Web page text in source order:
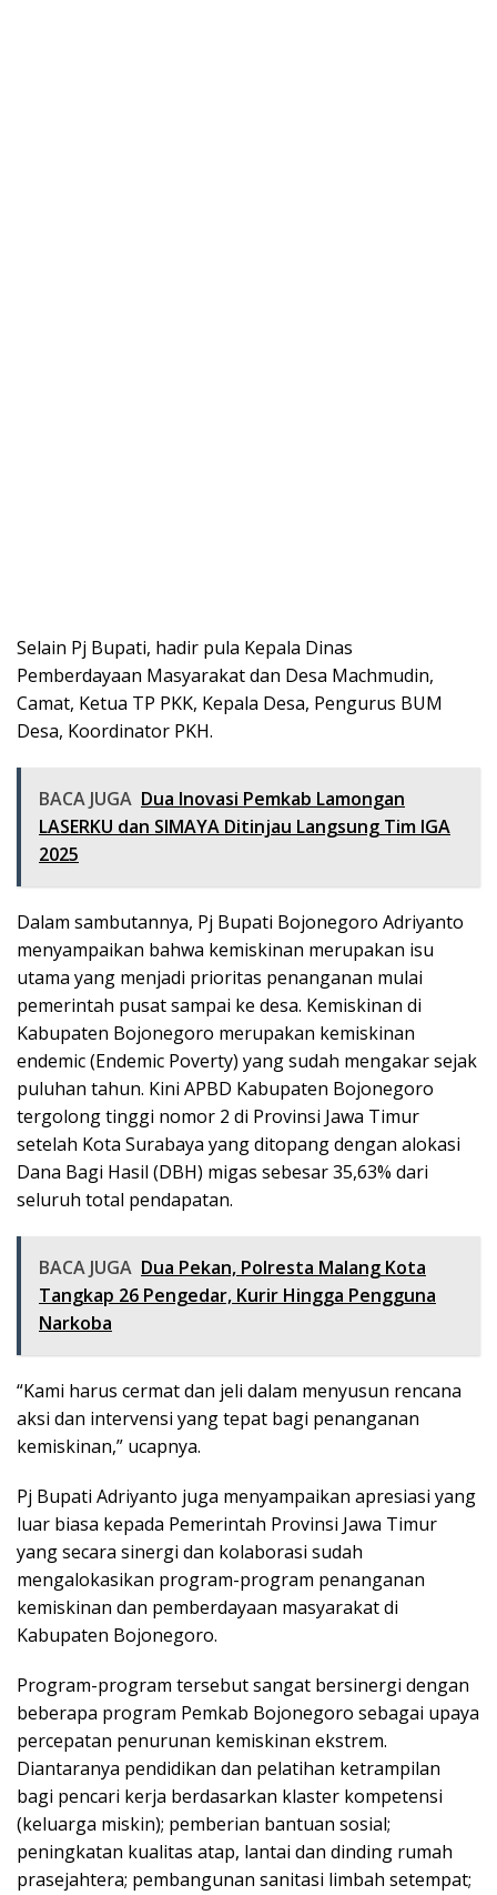
Selain Pj Bupati, hadir pula Kepala Dinas
Pemberdayaan Masyarakat dan Desa Machmudin,
Camat, Ketua TP PKK, Kepala Desa, Pengurus BUM
Desa, Koordinator PKH.
BACA JUGA Dua Inovasi Pemkab Lamongan
LASERKU dan SIMAYA Ditinjau Langsung Tim IGA
2025
Dalam sambutannya, Pj Bupati Bojonegoro Adriyanto
menyampaikan bahwa kemiskinan merupakan isu
utama yang menjadi prioritas penanganan mulai
pemerintah pusat sampai ke desa. Kemiskinan di
Kabupaten Bojonegoro merupakan kemiskinan
endemic (Endemic Poverty) yang sudah mengakar sejak
puluhan tahun. Kini APBD Kabupaten Bojonegoro
tergolong tinggi nomor 2 di Provinsi Jawa Timur
setelah Kota Surabaya yang ditopang dengan alokasi
Dana Bagi Hasil (DBH) migas sebesar 35,63% dari
seluruh total pendapatan.
BACA JUGA Dua Pekan, Polresta Malang Kota
Tangkap 26 Pengedar, Kurir Hingga Pengguna
Narkoba
“Kami harus cermat dan jeli dalam menyusun rencana
aksi dan intervensi yang tepat bagi penanganan
kemiskinan,” ucapnya.
Pj Bupati Adriyanto juga menyampaikan apresiasi yang
luar biasa kepada Pemerintah Provinsi Jawa Timur
yang secara sinergi dan kolaborasi sudah
mengalokasikan program-program penanganan
kemiskinan dan pemberdayaan masyarakat di
Kabupaten Bojonegoro.
Program-program tersebut sangat bersinergi dengan
beberapa program Pemkab Bojonegoro sebagai upaya
percepatan penurunan kemiskinan ekstrem.
Diantaranya pendidikan dan pelatihan ketrampilan
bagi pencari kerja berdasarkan klaster kompetensi
(keluarga miskin); pemberian bantuan sosial;
peningkatan kualitas atap, lantai dan dinding rumah
prasejahtera; pembangunan sanitasi limbah setempat;